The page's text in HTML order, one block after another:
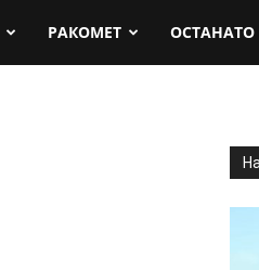
РАКОМЕТ ОСТАНАТО